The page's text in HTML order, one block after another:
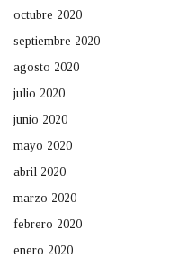
octubre 2020
septiembre 2020
agosto 2020
julio 2020
junio 2020
mayo 2020
abril 2020
marzo 2020
febrero 2020
enero 2020